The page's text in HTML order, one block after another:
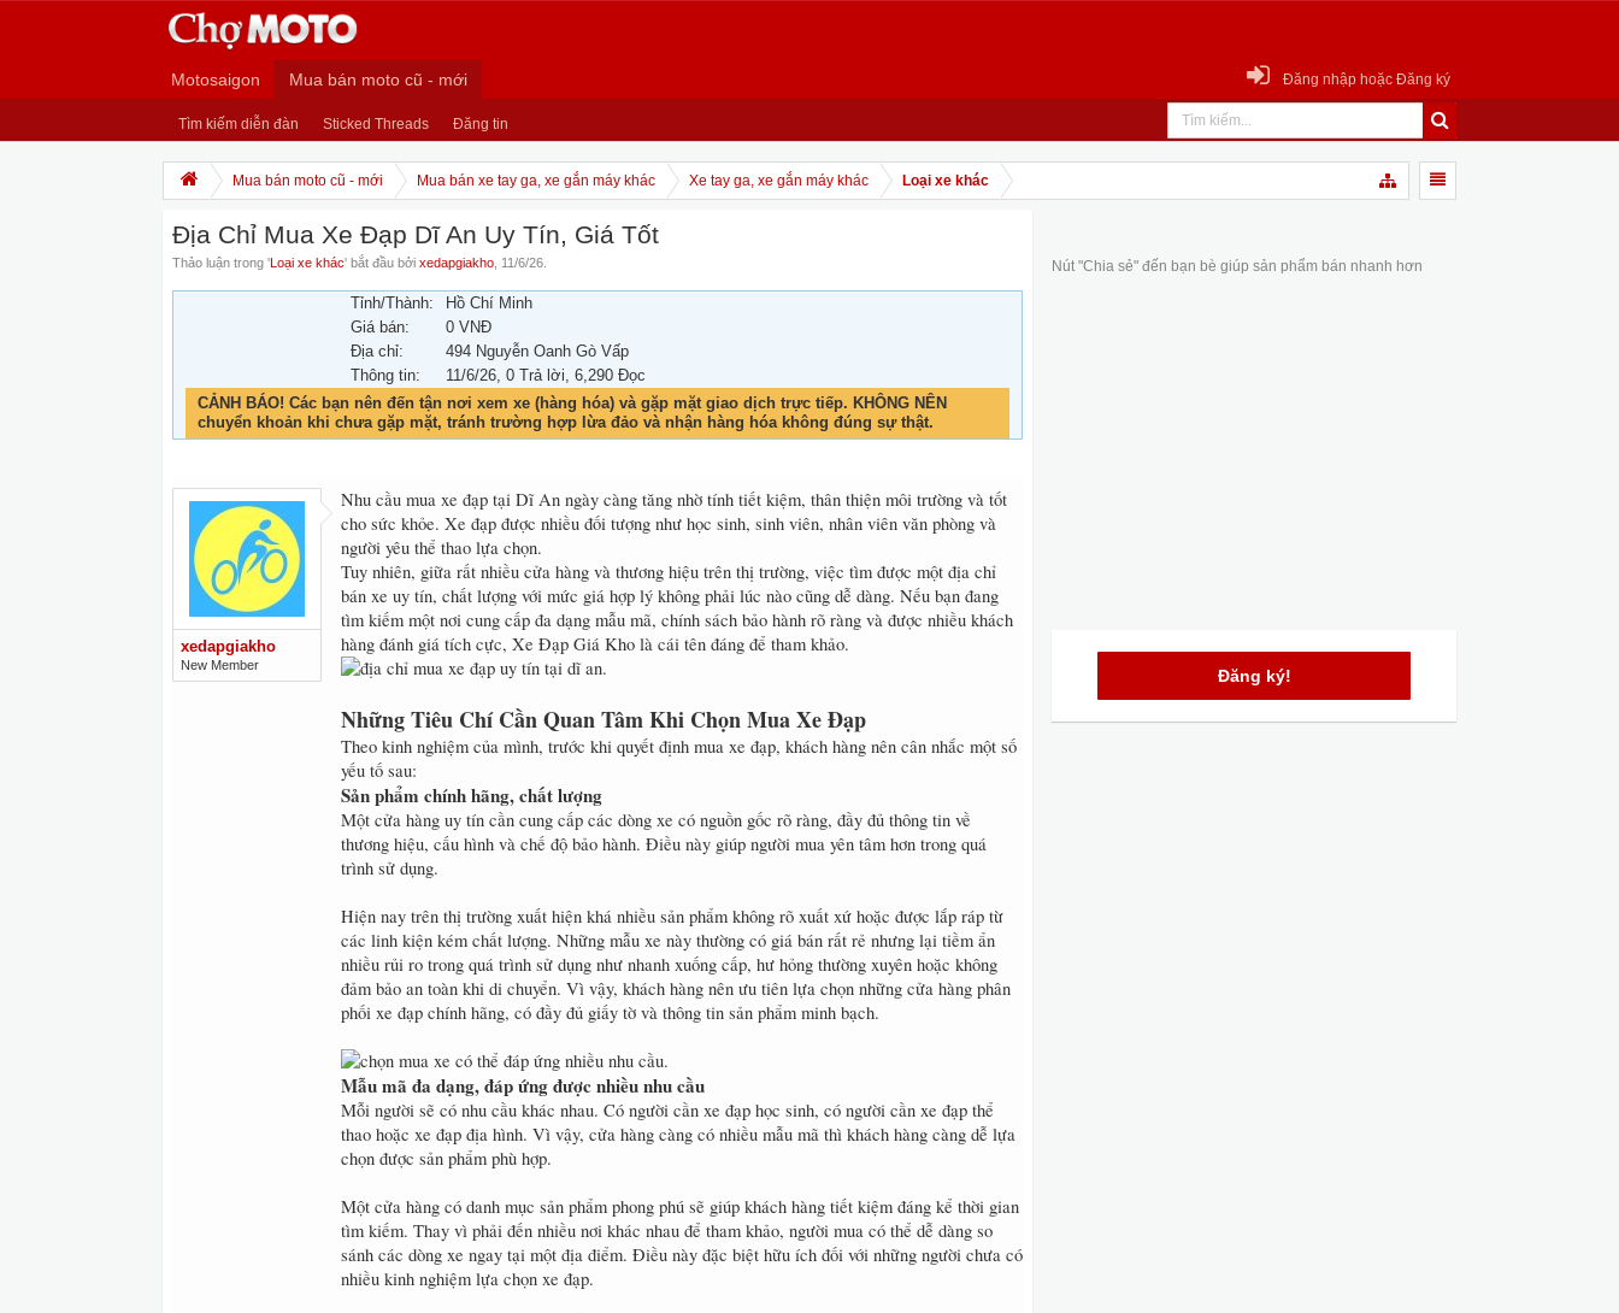
Motosaigon Mua bán moto cũ - mới
Tìm kiếm diễn đàn Sticked Threads Đăng tin
Đăng nhập hoặc Đăng ký
Mua bán moto cũ - mới Mua bán xe tay ga, xe gắn máy khác Xe tay ga, xe gắn máy khác Loại xe khác
Địa Chỉ Mua Xe Đạp Dĩ An Uy Tín, Giá Tốt
Thảo luận trong 'Loại xe khác' bắt đầu bởi xedapgiakho 11/6/26
Tỉnh/Thành:
Hồ Chí Minh
Giá bán:
0 VNĐ
Địa chỉ:
494 Nguyễn Oanh Gò Vấp
Thông tin:
11/6/26, 0 Trả lời, 6,290 Đọc
CẢNH BÁO! Các bạn nên đến tận nơi xem xe (hàng hóa) và gặp mặt giao dịch trực tiếp. KHÔNG NÊN
chuyển khoản khi chưa gặp mặt, tránh trường hợp lừa đảo và nhận hàng hóa không đúng sự thật.
xedapgiakho
New Member
Nhu cầu mua xe đạp tại Dĩ An ngày càng tăng nhờ tính tiết kiệm, thân thiện môi trường và tốt
cho sức khỏe. Xe đạp được nhiều đối tượng như học sinh, sinh viên, nhân viên văn phòng và
người yêu thể thao lựa chọn.
Tuy nhiên, giữa rất nhiều cửa hàng và thương hiệu trên thị trường, việc tìm được một địa chỉ
bán xe uy tín, chất lượng với mức giá hợp lý không phải lúc nào cũng dễ dàng. Nếu bạn đang
tìm kiếm một nơi cung cấp đa dạng mẫu mã, chính sách bảo hành rõ ràng và được nhiều khách
hàng đánh giá tích cực, Xe Đạp Giá Kho là cái tên đáng để tham khảo.
Những Tiêu Chí Cần Quan Tâm Khi Chọn Mua Xe Đạp
Theo kinh nghiệm của mình, trước khi quyết định mua xe đạp, khách hàng nên cân nhắc một số
yếu tố sau:
Sản phẩm chính hãng, chất lượng
Một cửa hàng uy tín cần cung cấp các dòng xe có nguồn gốc rõ ràng, đầy đủ thông tin về
thương hiệu, cấu hình và chế độ bảo hành. Điều này giúp người mua yên tâm hơn trong quá
trình sử dụng.
Hiện nay trên thị trường xuất hiện khá nhiều sản phẩm không rõ xuất xứ hoặc được lắp ráp từ
các linh kiện kém chất lượng. Những mẫu xe này thường có giá bán rất rẻ nhưng lại tiềm ẩn
nhiều rủi ro trong quá trình sử dụng như nhanh xuống cấp, hư hỏng thường xuyên hoặc không
đảm bảo an toàn khi di chuyển. Vì vậy, khách hàng nên ưu tiên lựa chọn những cửa hàng phân
phối xe đạp chính hãng, có đầy đủ giấy tờ và thông tin sản phẩm minh bạch.
Mẫu mã đa dạng, đáp ứng được nhiều nhu cầu
Mỗi người sẽ có nhu cầu khác nhau. Có người cần xe đạp học sinh, có người cần xe đạp thể
thao hoặc xe đạp địa hình. Vì vậy, cửa hàng càng có nhiều mẫu mã thì khách hàng càng dễ lựa
chọn được sản phẩm phù hợp.
Một cửa hàng có danh mục sản phẩm phong phú sẽ giúp khách hàng tiết kiệm đáng kể thời gian
tìm kiếm. Thay vì phải đến nhiều nơi khác nhau để tham khảo, người mua có thể dễ dàng so
sánh các dòng xe ngay tại một địa điểm. Điều này đặc biệt hữu ích đối với những người chưa có
nhiều kinh nghiệm lựa chọn xe đạp.
Nút "Chia sẻ" đến bạn bè giúp sản phẩm bán nhanh hơn
Đăng ký!